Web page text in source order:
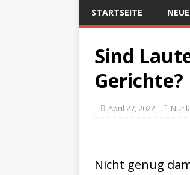
STARTSEITE
Sind
Gerichte?
April 27, 2022 Nur
Nicht genug